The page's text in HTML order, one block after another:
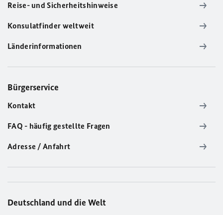
Reise- und Sicherheitshinweise
Konsulatfinder weltweit
Länderinformationen
Bürgerservice
Kontakt
FAQ - häufig gestellte Fragen
Adresse / Anfahrt
Deutschland und die Welt